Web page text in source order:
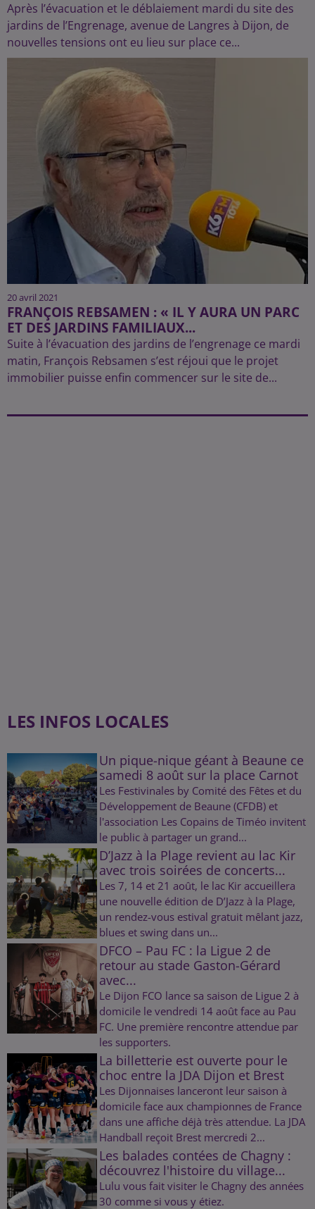
Après l’évacuation et le déblaiement mardi du site des
jardins de l’Engrenage, avenue de Langres à Dijon, de
nouvelles tensions ont eu lieu sur place ce...
20 avril 2021
FRANÇOIS REBSAMEN : « IL Y AURA UN PARC
ET DES JARDINS FAMILIAUX...
Suite à l’évacuation des jardins de l’engrenage ce mardi
matin, François Rebsamen s’est réjoui que le projet
immobilier puisse enfin commencer sur le site de...
LES INFOS LOCALES
Un pique-nique géant à Beaune ce
samedi 8 août sur la place Carnot
Les Festivinales by Comité des Fêtes et du
Développement de Beaune (CFDB) et
l'association Les Copains de Timéo invitent
le public à partager un grand...
D’Jazz à la Plage revient au lac Kir
avec trois soirées de concerts...
Les 7, 14 et 21 août, le lac Kir accueillera
une nouvelle édition de D’Jazz à la Plage,
un rendez-vous estival gratuit mêlant jazz,
blues et swing dans un...
DFCO – Pau FC : la Ligue 2 de
retour au stade Gaston-Gérard
avec...
Le Dijon FCO lance sa saison de Ligue 2 à
domicile le vendredi 14 août face au Pau
FC. Une première rencontre attendue par
les supporters.
La billetterie est ouverte pour le
choc entre la JDA Dijon et Brest
Les Dijonnaises lanceront leur saison à
domicile face aux championnes de France
dans une affiche déjà très attendue. La JDA
Handball reçoit Brest mercredi 2...
Les balades contées de Chagny :
découvrez l'histoire du village...
Lulu vous fait visiter le Chagny des années
30 comme si vous y étiez.